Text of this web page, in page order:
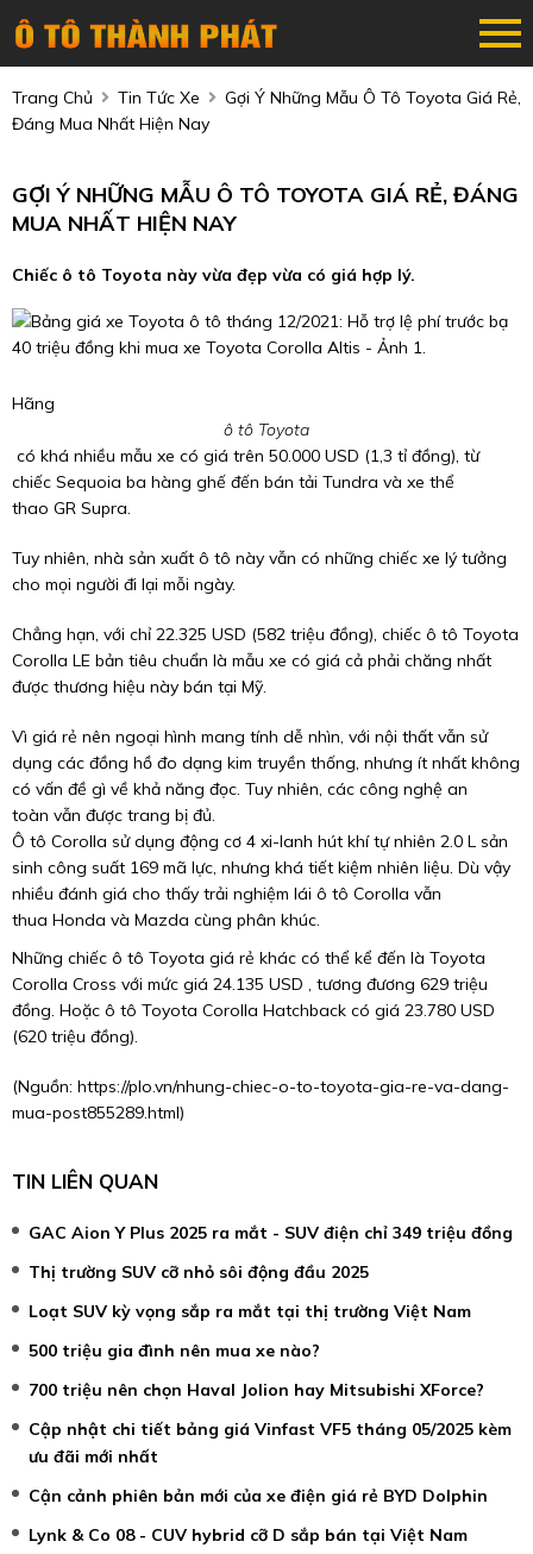
Trang Chủ Tin Tức Xe
Gợi Ý Những Mẫu Ô Tô Toyota Giá Rẻ,
Đáng Mua Nhất Hiện Nay
GỢI Ý NHỮNG MẪU Ô TÔ TOYOTA GIÁ RẺ, ĐÁNG
MUA NHẤT HIỆN NAY
Chiếc ô tô Toyota này vừa đẹp vừa có giá hợp lý.
Hãng
ô tô Toyota
có khá nhiều mẫu xe có giá trên 50.000 USD (1,3 tỉ đồng), từ
chiếc Sequoia ba hàng ghế đến bán tải Tundra và xe thể
thao GR Supra.
Tuy nhiên, nhà sản xuất ô tô này vẫn có những chiếc xe lý tưởng
cho mọi người đi lại mỗi ngày.
Chẳng hạn, với chỉ 22.325 USD (582 triệu đồng), chiếc ô tô Toyota
Corolla LE bản tiêu chuẩn là mẫu xe có giá cả phải chăng nhất
được thương hiệu này bán tại Mỹ.
Vì giá rẻ nên ngoại hình mang tính dễ nhìn, với nội thất vẫn sử
dụng các đồng hồ đo dạng kim truyền thống, nhưng ít nhất không
có vấn đề gì về khả năng đọc. Tuy nhiên, các công nghệ an
toàn vẫn được trang bị đủ.
Ô tô Corolla sử dụng động cơ 4 xi-lanh hút khí tự nhiên 2.0 L sản
sinh công suất 169 mã lực, nhưng khá tiết kiệm nhiên liệu. Dù vậy
nhiều đánh giá cho thấy trải nghiệm lái ô tô Corolla vẫn
thua Honda và Mazda cùng phân khúc.
Những chiếc ô tô Toyota giá rẻ khác có thể kể đến là Toyota
Corolla Cross với mức giá 24.135 USD , tương đương 629 triệu
đồng. Hoặc ô tô Toyota Corolla Hatchback có giá 23.780 USD
(620 triệu đồng).
(Nguồn: https://plo.vn/nhung-chiec-o-to-toyota-gia-re-va-dang-
mua-post855289.html)
TIN LIÊN QUAN
GAC Aion Y Plus 2025 ra mắt - SUV điện chỉ 349 triệu đồng
Thị trường SUV cỡ nhỏ sôi động đầu 2025
Loạt SUV kỳ vọng sắp ra mắt tại thị trường Việt Nam
500 triệu gia đình nên mua xe nào?
700 triệu nên chọn Haval Jolion hay Mitsubishi XForce?
Cập nhật chi tiết bảng giá Vinfast VF5 tháng 05/2025 kèm
ưu đãi mới nhất
Cận cảnh phiên bản mới của xe điện giá rẻ BYD Dolphin
Lynk & Co 08 - CUV hybrid cỡ D sắp bán tại Việt Nam